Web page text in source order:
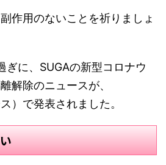
作用のないことを祈りましょ
ぎに、SUGAの新型コロナウ
解除のニュースが、
）で発表されました。